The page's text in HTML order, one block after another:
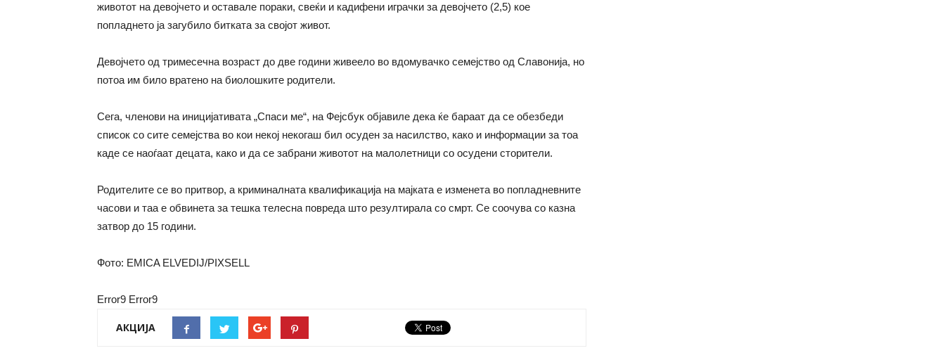
животот на девојчето и оставале пораки, свеќи и кадифени играчки за девојчето (2,5) кое
попладнето ја загубило битката за својот живот.
Девојчето од тримесечна возраст до две години живеело во вдомувачко семејство од Славонија, но
потоа им било вратено на биолошките родители.
Сега, членови на иницијативата „Спаси ме“, на Фејсбук објавиле дека ќе бараат да се обезбеди
список со сите семејства во кои некој некогаш бил осуден за насилство, како и информации за тоа
каде се наоѓаат децата, како и да се забрани животот на малолетници со осудени сторители.
Родителите се во притвор, а криминалната квалификација на мајката е изменета во попладневните
часови и таа е обвинета за тешка телесна повреда што резултирала со смрт. Се соочува со казна
затвор до 15 години.
Фото: EMICA ELVEDIJ/PIXSELL
Error9 Error9
АКЦИЈА